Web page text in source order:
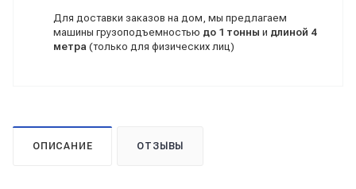
Для доставки заказов на дом, мы предлагаем
машины грузоподъемностью до 1 тонны и длиной 4
метра (только для физических лиц)
ОПИСАНИЕ ОТЗЫВЫ